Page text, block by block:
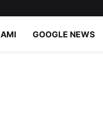
GOOGLE NEWS